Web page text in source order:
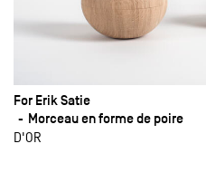
For Erik Satie
Morceau en forme de poire
D'OR